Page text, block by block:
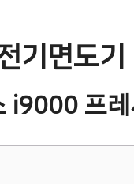
기면도
i9000 프